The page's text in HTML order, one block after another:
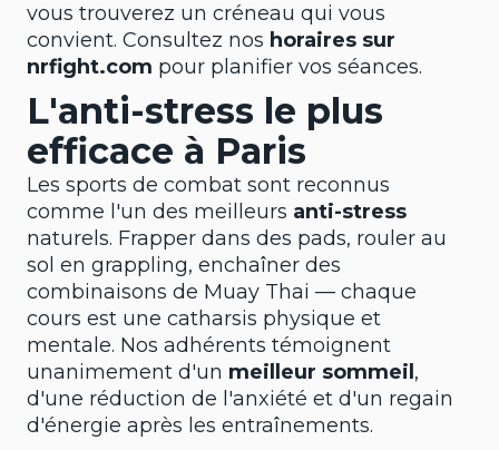
vous trouverez un créneau qui vous
convient. Consultez nos horaires sur
nrfight.com pour planifier vos séances.
L'anti-stress le plus
efficace à Paris
Les sports de combat sont reconnus
comme l'un des meilleurs anti-stress
naturels. Frapper dans des pads, rouler au
sol en grappling, enchaîner des
combinaisons de Muay Thai — chaque
cours est une catharsis physique et
mentale. Nos adhérents témoignent
unanimement d'un meilleur sommeil ,
d'une réduction de l'anxiété et d'un regain
d'énergie après les entraînements.